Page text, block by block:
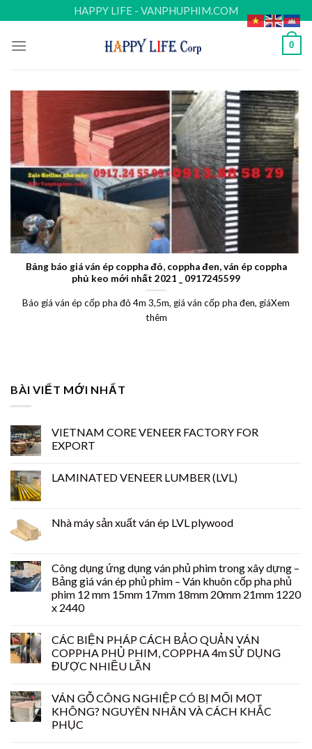
to
content
HAPPY LIFE - VANPHUPHIM.COM
0
Bảng báo giá ván ép coppha đỏ, coppha đen, ván ép coppha
phủ keo mới nhất 2021 _ 0917245599
Báo giá ván ép cốp pha đỏ 4m 3,5m, giá ván cốp pha đen, giáXem
thêm
BÀI VIẾT MỚI NHẤT
VIETNAM CORE VENEER FACTORY FOR
EXPORT
LAMINATED VENEER LUMBER (LVL)
Nhà máy sản xuất ván ép LVL plywood
Công dụng ứng dụng ván phủ phim trong xây dựng –
Bảng giá ván ép phủ phim – Ván khuôn cốp pha phủ
phim 12 mm 15mm 17mm 18mm 20mm 21mm 1220
x 2440
CÁC BIỆN PHÁP CÁCH BẢO QUẢN VÁN
COPPHA PHỦ PHIM, COPPHA 4m SỬ DỤNG
ĐƯỢC NHIỀU LẦN
VÁN GỖ CÔNG NGHIỆP CÓ BỊ MỐI MỌT
KHÔNG? NGUYÊN NHÂN VÀ CÁCH KHẮC
PHỤC